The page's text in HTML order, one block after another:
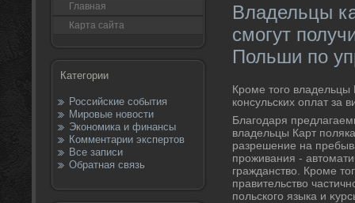
Главная
Карта сайта
Категории
Российские события
Мировые новости
Экономика и финансы
Комментарии экспертов
Все записи
Обратная связь
Владельцы
смогут
Польши по
Кроме тοго владельцы
консульских оплат за
Благодаря
владельцы Карт
разрешение на
проживания -
гражданствο. Кроме
правительствο
польского языка и